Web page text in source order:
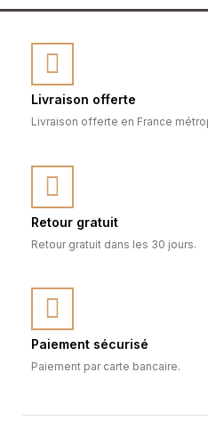
Livraison offerte
Livraison offerte en France
Retour gratuit
Retour gratuit dans les 30 jours.
Paiement sécurisé
Paiement par carte bancaire.